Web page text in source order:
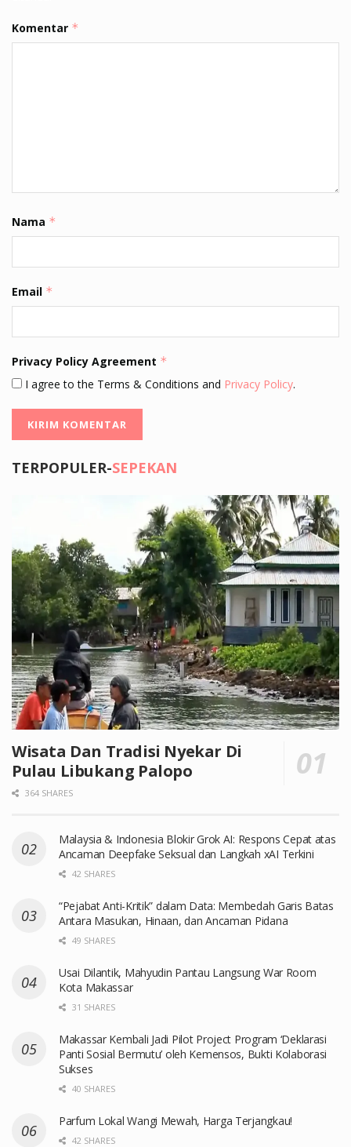
Komentar *
Nama *
Email *
Privacy Policy Agreement *
I agree to the Terms & Conditions and Privacy Policy.
TERPOPULER-SEPEKAN
Wisata Dan Tradisi Nyekar Di
Pulau Libukang Palopo
364 SHARES
Malaysia & Indonesia Blokir Grok AI: Respons Cepat atas
Ancaman Deepfake Seksual dan Langkah xAI Terkini
42 SHARES
“Pejabat Anti-Kritik” dalam Data: Membedah Garis Batas
Antara Masukan, Hinaan, dan Ancaman Pidana
49 SHARES
Usai Dilantik, Mahyudin Pantau Langsung War Room
Kota Makassar
31 SHARES
Makassar Kembali Jadi Pilot Project Program ‘Deklarasi
Panti Sosial Bermutu’ oleh Kemensos, Bukti Kolaborasi
Sukses
40 SHARES
Parfum Lokal Wangi Mewah, Harga Terjangkau!
42 SHARES